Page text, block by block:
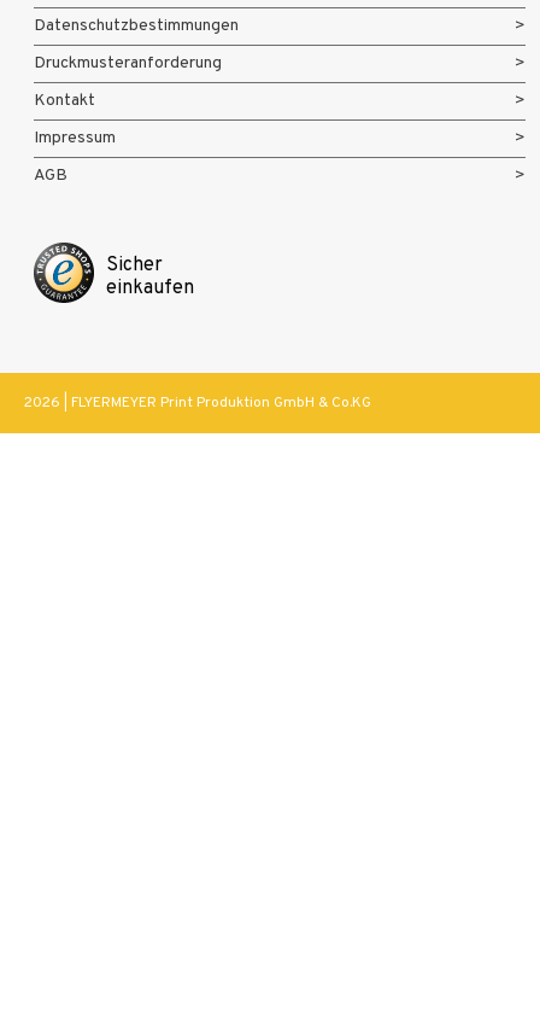
Datenschutzbestimmungen
Druckmusteranforderung
Kontakt
Impressum
AGB
Sicher
einkaufen
2026 | FLYERMEYER Print Produktion GmbH & Co.KG